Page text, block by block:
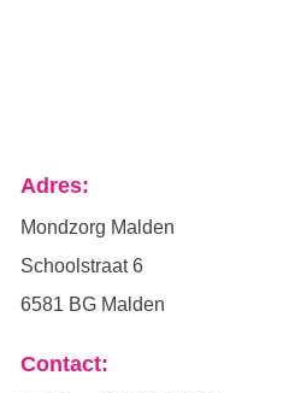
Adres:
Mondzorg Malden
Schoolstraat 6
6581 BG Malden
Contact: